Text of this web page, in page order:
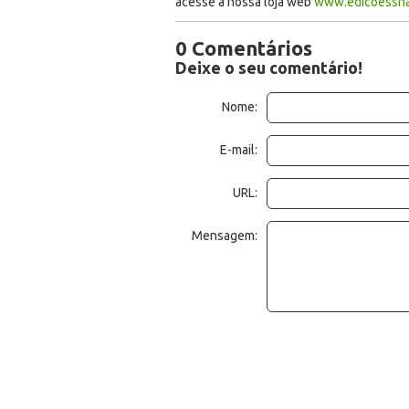
0 Comentários
Deixe o seu comentário!
Nome:
E-mail:
URL:
Mensagem: